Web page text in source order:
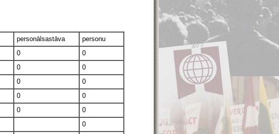
personālsastāva personu
0
0
0
0
0
0
0
0
0
0
0